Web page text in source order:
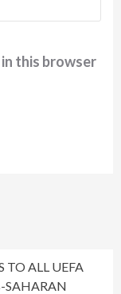
in this browser
TO ALL UEFA
SAHARAN